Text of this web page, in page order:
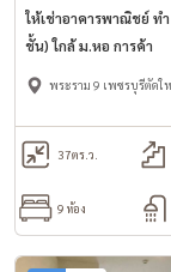
ให้เช่าอาคารพาณิชย์ ท
ชั้น) ใกล้ ม.หอ การค้า
พระราม 9 เพชรบุรีตัดใ
37ตร.ว.
9 ห้อง